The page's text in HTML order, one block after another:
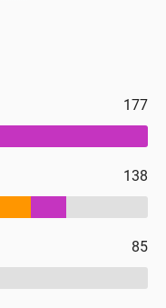
177
138
85